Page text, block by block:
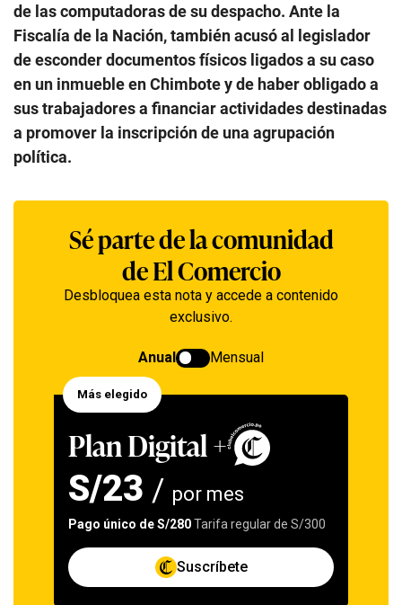
de las computadoras de su despacho. Ante la
Fiscalía de la Nación, también acusó al legislador
de esconder documentos físicos ligados a su caso
en un inmueble en Chimbote y de haber obligado a
sus trabajadores a financiar actividades destinadas
a promover la inscripción de una agrupación
política.